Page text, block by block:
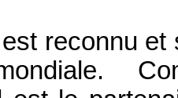
reconnu et